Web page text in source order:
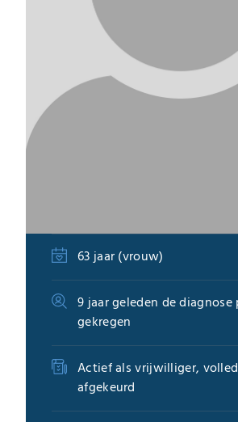
63 jaar (vrouw)
9 jaar geleden de diagnose
gekregen
Actief als vrijwilliger,
afgekeurd